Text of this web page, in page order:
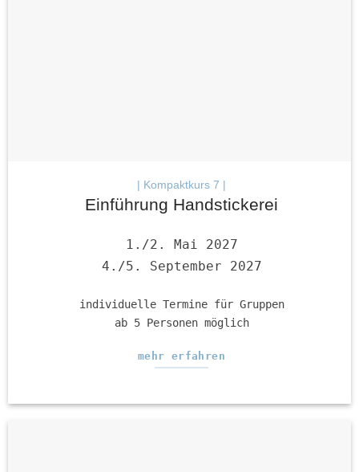
| Kompaktkurs 7 |
Einführung Handstickerei
1./2. Mai 2027
4./5. September 2027
individuelle Termine für Gruppen
ab 5 Personen möglich
mehr erfahren